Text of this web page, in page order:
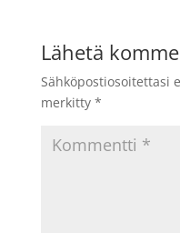
Lähetä
Sähköpostiosoitettasi
merkitty *